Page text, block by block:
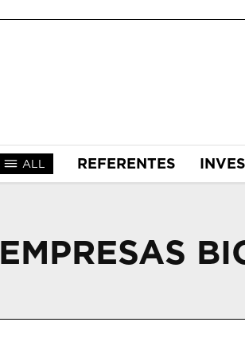
ALL REFERENTES
EMPRESAS